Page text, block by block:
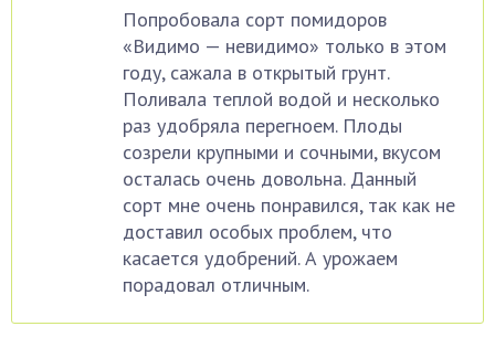
Попробовала сорт помидоров
«Видимо — невидимо» только в этом
году, сажала в открытый грунт.
Поливала теплой водой и несколько
раз удобряла перегноем. Плоды
созрели крупными и сочными, вкусом
осталась очень довольна. Данный
сорт мне очень понравился, так как не
доставил особых проблем, что
касается удобрений. А урожаем
порадовал отличным.